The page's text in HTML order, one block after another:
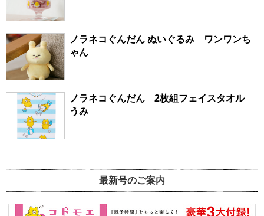
ノラネコぐんだん ぬいぐるみ ワンワンち
ゃん
ノラネコぐんだん 2枚組フェイスタオル
うみ
最新号のご案内